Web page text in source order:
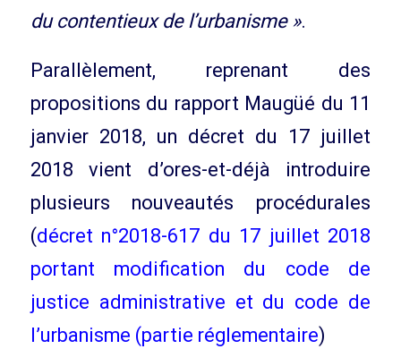
du contentieux de l’urbanisme ».
Parallèlement, reprenant des
propositions du rapport Maugüé du 11
janvier 2018, un décret du 17 juillet
2018 vient d’ores-et-déjà introduire
plusieurs nouveautés procédurales
(décret n°2018-617 du 17 juillet 2018
portant modification du code de
justice administrative et du code de
l’urbanisme (partie réglementaire)